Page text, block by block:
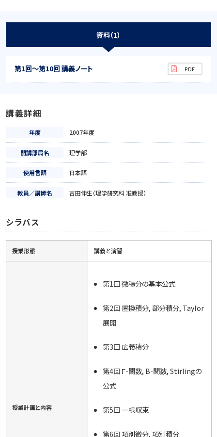
資料（1）
第1回～第10回 講義ノート
講義詳細
年度 2007年度
開講部局名 理学部
使用言語 日本語
教員／講師名 吉田伸生（理学研究科 准教授）
シラバス
授業形態 講義と演習
授業計画と内容
第1回 微積分の基本公式
第2回 置換積分, 部分積分, Taylor
展開
第3回 広義積分
第4回 Γ-関数, B-関数, Stirlingの
公式
第5回 一様収束
第6回 項別微分, 項別積分